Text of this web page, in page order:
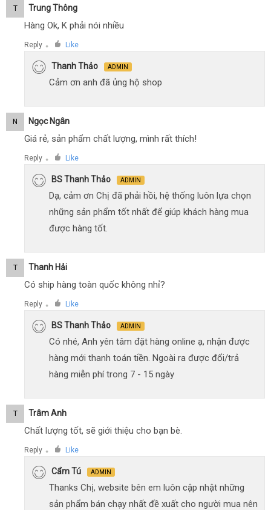
T Trung Thông
Hàng Ok, K phải nói nhiều
Reply ● Like
Thanh Thảo ADMIN
Cảm ơn anh đã ủng hộ shop
N Ngọc Ngân
Giá rẻ, sản phẩm chất lượng, mình rất thích!
Reply ● Like
BS Thanh Thảo ADMIN
Dạ, cảm ơn Chị đã phải hồi, hệ thống luôn lựa chọn
những sản phẩm tốt nhất để giúp khách hàng mua
được hàng tốt.
T Thanh Hải
Có ship hàng toàn quốc không nhỉ?
Reply ● Like
BS Thanh Thảo ADMIN
Có nhé, Anh yên tâm đặt hàng online ạ, nhận được
hàng mới thanh toán tiền. Ngoài ra được đổi/trả
hàng miễn phí trong 7 - 15 ngày
T Trâm Anh
Chất lượng tốt, sẽ giới thiệu cho bạn bè.
Reply ● Like
Cẩm Tú ADMIN
Thanks Chị, website bên em luôn cập nhật những
sản phẩm bán chạy nhất đề xuất cho người mua nên